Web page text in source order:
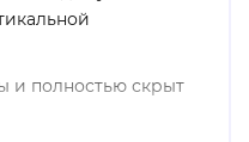
и полностью скрыт